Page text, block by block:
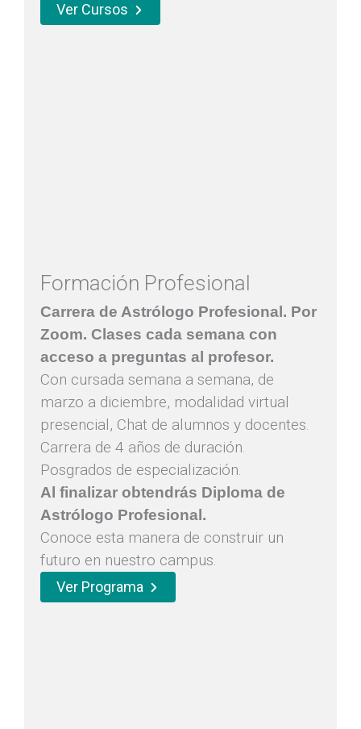
Ver Cursos
Formación Profesional
Carrera de Astrólogo Profesional. Por
Zoom. Clases cada semana con
acceso a preguntas al profesor.
Con cursada semana a semana, de
marzo a diciembre, modalidad virtual
presencial, Chat de alumnos y docentes.
Carrera de 4 años de duración.
Posgrados de especialización.
Al finalizar obtendrás Diploma de
Astrólogo Profesional.
Conoce esta manera de construir un
futuro en nuestro campus.
Ver Programa